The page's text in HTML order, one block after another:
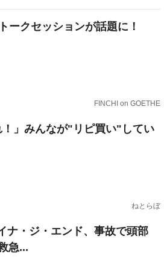
ークセッションが話題に！
FINCHI on GOETHE
！」みんなが"リピ買い"してい
ねとらぼ
ナ・ジ・エンド、事故で頭部
急...